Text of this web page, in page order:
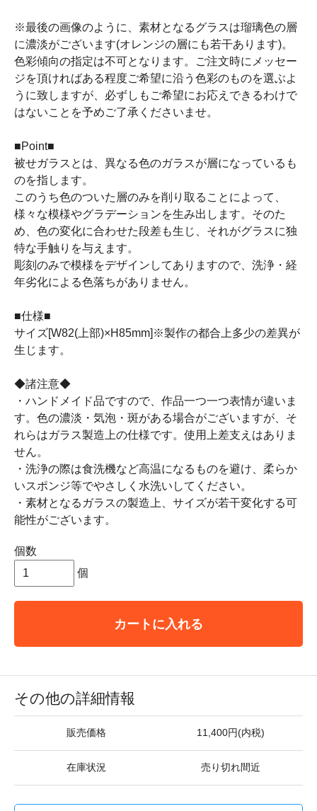
※最後の画像のように、素材となるグラスは瑠璃色の層
に濃淡がございます(オレンジの層にも若干あります)。
色彩傾向の指定は不可となります。ご注文時にメッセー
ジを頂ければある程度ご希望に沿う色彩のものを選ぶよ
うに致しますが、必ずしもご希望にお応えできるわけで
はないことを予めご了承くださいませ。
■Point■
被せガラスとは、異なる色のガラスが層になっているも
のを指します。
このうち色のついた層のみを削り取ることによって、
様々な模様やグラデーションを生み出します。そのた
め、色の変化に合わせた段差も生じ、それがグラスに独
特な手触りを与えます。
彫刻のみで模様をデザインしてありますので、洗浄・経
年劣化による色落ちがありません。
■仕様■
サイズ[W82(上部)×H85mm]※製作の都合上多少の差異が
生じます。
◆諸注意◆
・ハンドメイド品ですので、作品一つ一つ表情が違いま
す。色の濃淡・気泡・斑がある場合がございますが、そ
れらはガラス製造上の仕様です。使用上差支えはありま
せん。
・洗浄の際は食洗機など高温になるものを避け、柔らか
いスポンジ等でやさしく水洗いしてください。
・素材となるガラスの製造上、サイズが若干変化する可
能性がございます。
個数
個
カートに入れる
その他の詳細情報
販売価格 11,400円(内税)
在庫状況 売り切れ間近